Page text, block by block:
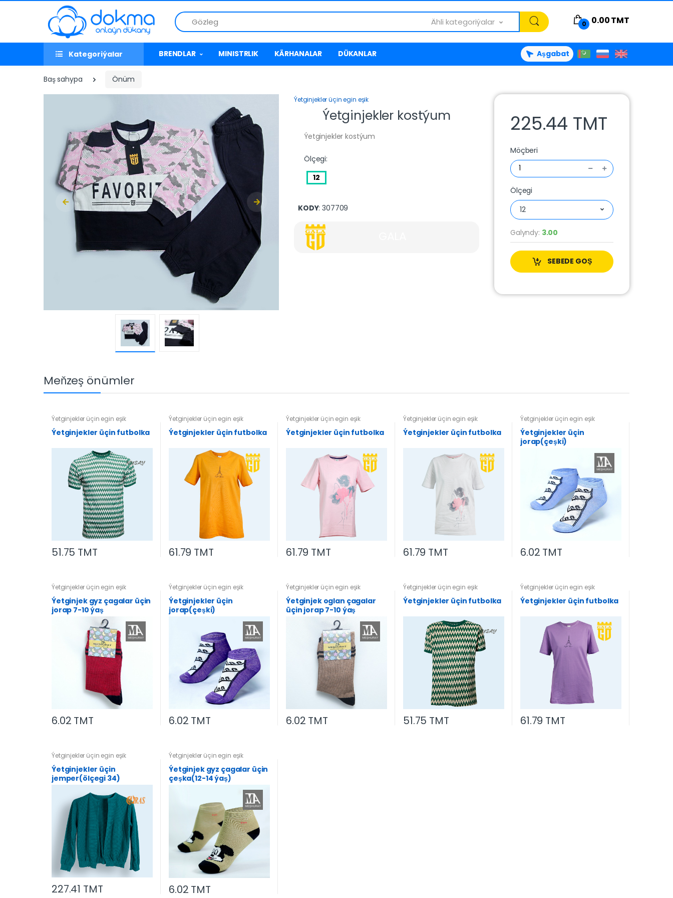
Gözleg
Ähli kategoriýalar 0 0.00TMT
Kategoriýalar BRENDLAR MINISTRLIK KÄRHANALAR DÜKANLAR Aşgabat
Baş sahypa Önüm
Ýetginjekler üçin egin eşik
Ýetginjekler kostýum
Ýetginjekler kostýum
Ölçegi:
12
KODY: 307709
225.44 TMT
Möçberi
Ölçegi
12
Galyndy: 3.00
SEBEDE GOŞ
Meňzeş önümler
Ýetginjekler üçin egin eşik
Ýetginjekler üçin futbolka
51.75 TMT
Ýetginjekler üçin egin eşik
Ýetginjekler üçin futbolka
61.79 TMT
Ýetginjekler üçin egin eşik
Ýetginjekler üçin futbolka
61.79 TMT
Ýetginjekler üçin egin eşik
Ýetginjekler üçin futbolka
61.79 TMT
Ýetginjekler üçin egin eşik
Ýetginjekler üçin
jorap(çeşki)
6.02 TMT
Ýetginjekler üçin egin eşik
Ýetginjek gyz çagalar üçin
jorap 7-10 ýaş
6.02 TMT
Ýetginjekler üçin egin eşik
Ýetginjekler üçin
jorap(çeşki)
6.02 TMT
Ýetginjekler üçin egin eşik
Ýetginjek oglan çagalar
üçin jorap 7-10 ýaş
6.02 TMT
Ýetginjekler üçin egin eşik
Ýetginjekler üçin futbolka
51.75 TMT
Ýetginjekler üçin egin eşik
Ýetginjekler üçin futbolka
61.79 TMT
Ýetginjekler üçin egin eşik
Ýetginjekler üçin
jemper(ölçegi 34)
227.41 TMT
Ýetginjekler üçin egin eşik
Ýetginjek gyz çagalar üçin
çeşka(12-14 ýaş)
6.02 TMT